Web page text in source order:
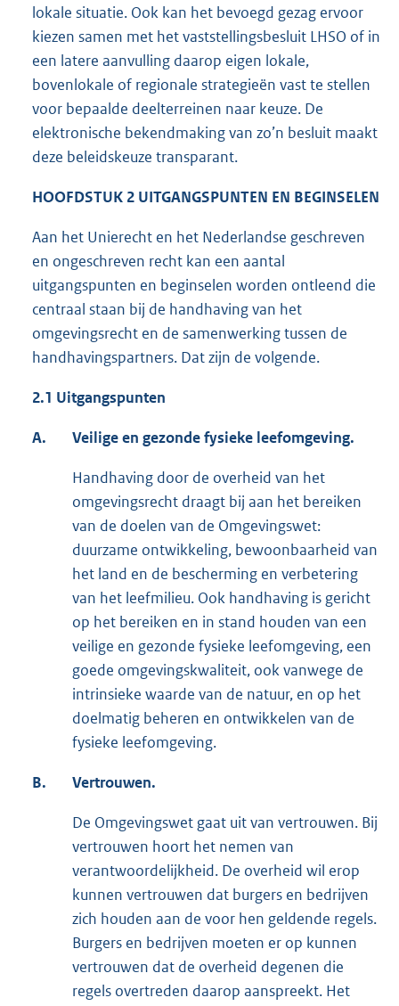
lokale situatie. Ook kan het bevoegd gezag ervoor
kiezen samen met het vaststellingsbesluit LHSO of in
een latere aanvulling daarop eigen lokale,
bovenlokale of regionale strategieën vast te stellen
voor bepaalde deelterreinen naar keuze. De
elektronische bekendmaking van zo’n besluit maakt
deze beleidskeuze transparant.
HOOFDSTUK 2 UITGANGSPUNTEN EN BEGINSELEN
Aan het Unierecht en het Nederlandse geschreven
en ongeschreven recht kan een aantal
uitgangspunten en beginselen worden ontleend die
centraal staan bij de handhaving van het
omgevingsrecht en de samenwerking tussen de
handhavingspartners. Dat zijn de volgende.
2.1 Uitgangspunten
A. Veilige en gezonde fysieke leefomgeving.
Handhaving door de overheid van het
omgevingsrecht draagt bij aan het bereiken
van de doelen van de Omgevingswet:
duurzame ontwikkeling, bewoonbaarheid van
het land en de bescherming en verbetering
van het leefmilieu. Ook handhaving is gericht
op het bereiken en in stand houden van een
veilige en gezonde fysieke leefomgeving, een
goede omgevingskwaliteit, ook vanwege de
intrinsieke waarde van de natuur, en op het
doelmatig beheren en ontwikkelen van de
fysieke leefomgeving.
B. Vertrouwen.
De Omgevingswet gaat uit van vertrouwen. Bij
vertrouwen hoort het nemen van
verantwoordelijkheid. De overheid wil erop
kunnen vertrouwen dat burgers en bedrijven
zich houden aan de voor hen geldende regels.
Burgers en bedrijven moeten er op kunnen
vertrouwen dat de overheid degenen die
regels overtreden daarop aanspreekt. Het